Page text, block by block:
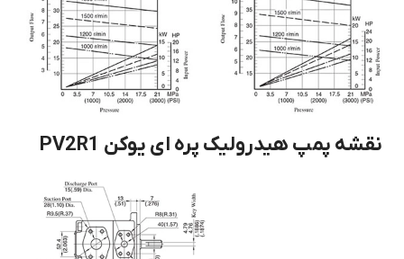
نقشه پمپ هیدرولیک پره ای یوکن PV2R1